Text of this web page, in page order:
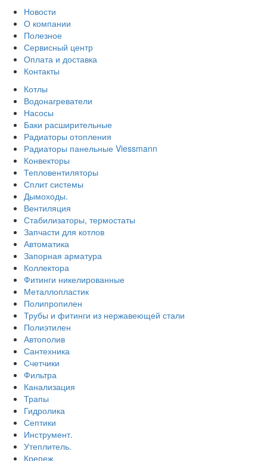
Новости
О компании
Полезное
Сервисный центр
Оплата и доставка
Контакты
Котлы
Водонагреватели
Насосы
Баки расширительные
Радиаторы отопления
Радиаторы панельные Viessmann
Конвекторы
Тепловентиляторы
Сплит системы
Дымоходы.
Вентиляция
Стабилизаторы, термостаты
Запчасти для котлов
Автоматика
Запорная арматура
Коллектора
Фитинги никелированные
Металлопластик
Полипропилен
Трубы и фитинги из нержавеющей стали
Полиэтилен
Автополив
Сантехника
Счетчики
Фильтра
Канализация
Трапы
Гидролика
Септики
Инструмент.
Утеплитель.
Крепеж.